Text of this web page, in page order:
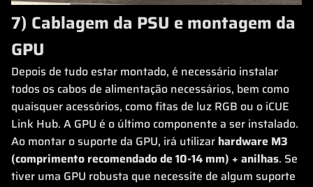
7) Cablagem da PSU e montagem da
GPU
Depois de tudo estar montado, é necessário instalar
todos os cabos de alimentação necessários, bem como
quaisquer acessórios, como fitas de luz RGB ou o iCUE
Link Hub. A GPU é o último componente a ser instalado.
Ao montar o suporte da GPU, irá utilizar hardware M3
(comprimento recomendado de 10-14 mm) + anilhas. Se
tiver uma GPU robusta que necessite de algum suporte